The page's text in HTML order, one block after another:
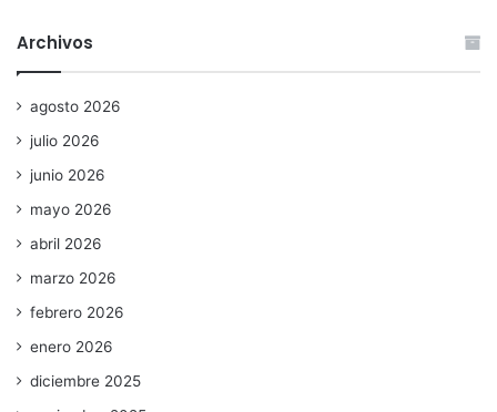
Archivos
agosto 2026
julio 2026
junio 2026
mayo 2026
abril 2026
marzo 2026
febrero 2026
enero 2026
diciembre 2025